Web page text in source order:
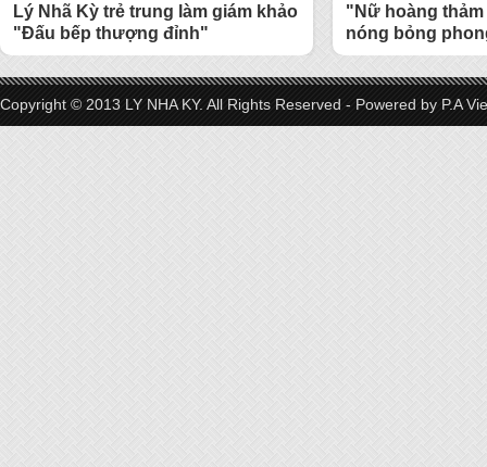
Lý Nhã Kỳ trẻ trung làm giám khảo
"Đấu bếp thượng đỉnh"
"Nữ hoàng
nóng bỏng
Copyright © 2013 LY NHA KY. All Rights Reserved - Powered by P.A